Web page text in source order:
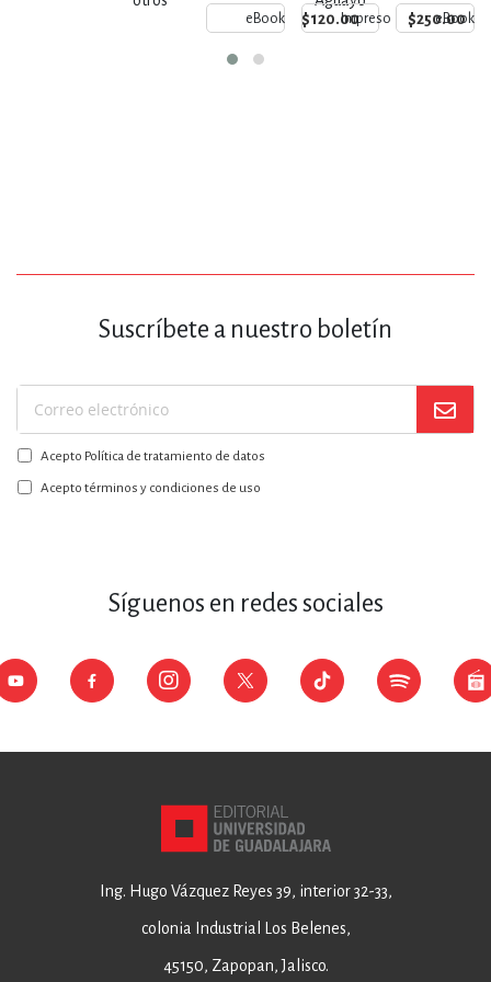
eBook $120.00Impreso $250.00
eBook
Suscríbete a nuestro boletín
Suscríbase
a
nuestro
boletín:
Acepto Política de tratamiento de datos
Acepto términos y condiciones de uso
Síguenos en redes sociales
Ing. Hugo Vázquez Reyes 39, interior 32-33,
colonia Industrial Los Belenes,
45150, Zapopan, Jalisco.